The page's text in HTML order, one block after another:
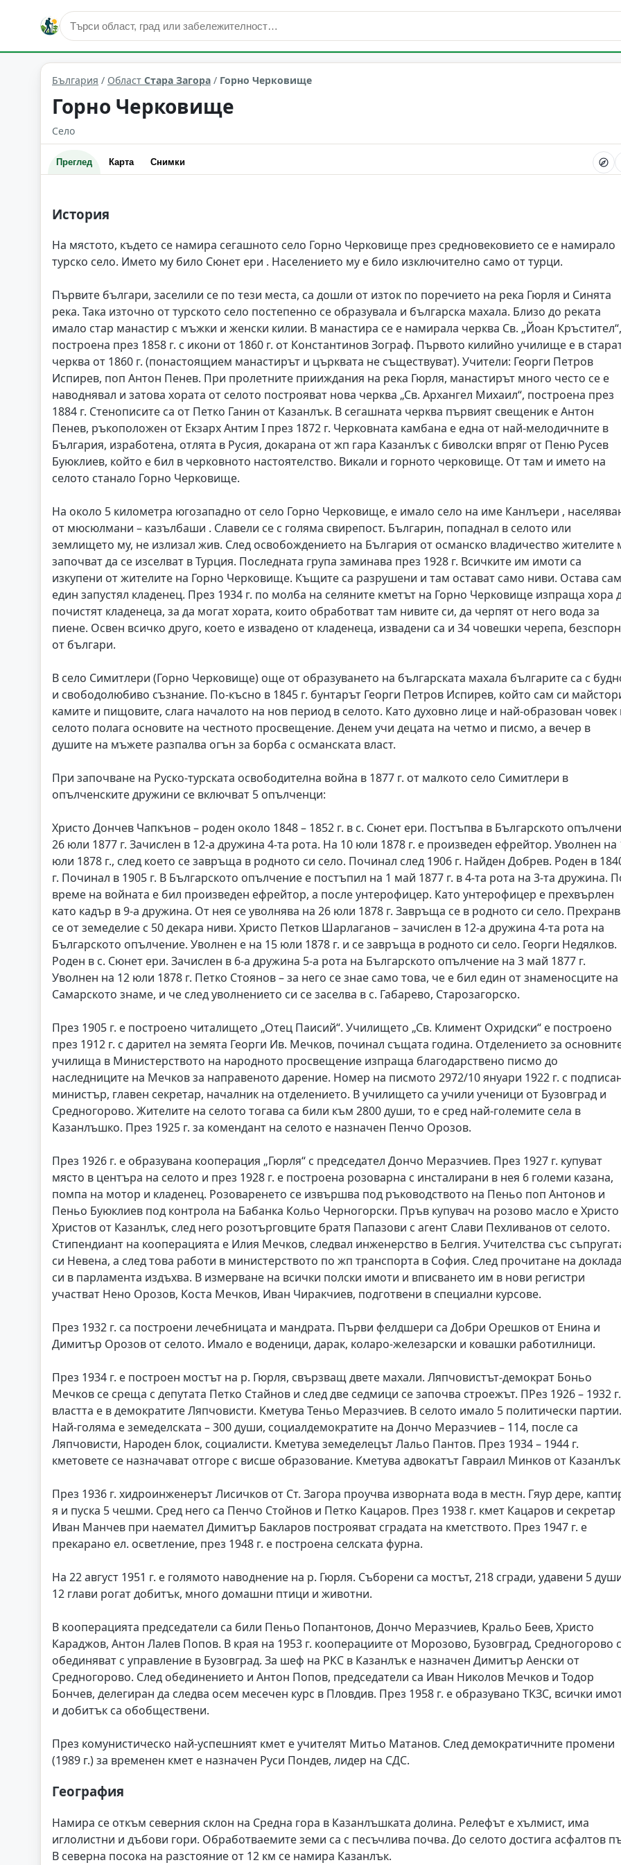
Горно Черковище Област: Стара Загора
България / Област Стара Загора / Горно Черковище
Горно Черковище
Село
Преглед Карта Снимки
История
На мястото, където се намира сегашното село Горно Черковище през средновековието се е намирало
турско село. Името му било Сюнет ери . Населението му е било изключително само от турци.
Първите българи, заселили се по тези места, са дошли от изток по поречието на река Гюрля и Синята
река. Така източно от турското село постепенно се образувала и българска махала. Близо до реката
имало стар манастир с мъжки и женски килии. В манастира се е намирала черква Св. „Йоан Кръстител“,
построена през 1858 г. с икони от 1860 г. от Константинов Зограф. Първото килийно училище е в
черква от 1860 г. (понастоящием манастирът и църквата не съществуват). Учители: Георги Петров
Испирев, поп Антон Пенев. При пролетните прииждания на река Гюрля, манастирът много често се е
наводнявал и затова хората от селото построяват нова черква „Св. Архангел Михаил“, построена през
1884 г. Стенописите са от Петко Ганин от Казанлък. В сегашната черква първият свещеник е Антон
Пенев, ръкоположен от Екзарх Антим I през 1872 г. Черковната камбана е една от най-мелодичните в
България, изработена, отлята в Русия, докарана от жп гара Казанлък с биволски впряг от Пеню Русев
Буюклиев, който е бил в черковното настоятелство. Викали и горното черковище. От там и името на
селото станало Горно Черковище.
На около 5 километра югозападно от село Горно Черковище, е имало село на име Канлъери ,
от мюсюлмани – казълбаши . Славели се с голяма свирепост. Българин, попаднал в селото или
землището му, не излизал жив. След освобождението на България от османско владичество жителите
започват да се изселват в Турция. Последната група заминава през 1928 г. Всичките им имоти са
изкупени от жителите на Горно Черковище. Къщите са разрушени и там остават само ниви. Остава
един запустял кладенец. През 1934 г. по молба на селяните кметът на Горно Черковище изпраща хора
почистят кладенеца, за да могат хората, които обработват там нивите си, да черпят от него вода за
пиене. Освен всичко друго, което е извадено от кладенеца, извадени са и 34 човешки черепа,
от българи.
В село Симитлери (Горно Черковище) още от образуването на българската махала българите са с
и свободолюбиво съзнание. По-късно в 1845 г. бунтарът Георги Петров Испирев, който сам си
камите и пищовите, слага началото на нов период в селото. Като духовно лице и най-образован човек
селото полага основите на честното просвещение. Денем учи децата на четмо и писмо, а вечер в
душите на мъжете разпалва огън за борба с османската власт.
При започване на Руско-турската освободителна война в 1877 г. от малкото село Симитлери в
опълченските дружини се включват 5 опълченци:
Христо Дончев Чапкънов – роден около 1848 – 1852 г. в с. Сюнет ери. Постъпва в Българското
26 юли 1877 г. Зачислен в 12-а дружина 4-та рота. На 10 юли 1878 г. е произведен ефрейтор. Уволнен на
юли 1878 г., след което се завръща в родното си село. Починал след 1906 г. Найден Добрев. Роден в
г. Починал в 1905 г. В Българското опълчение е постъпил на 1 май 1877 г. в 4-та рота на 3-та дружина.
време на войната е бил произведен ефрейтор, а после унтерофицер. Като унтерофицер е прехвърлен
като кадър в 9-а дружина. От нея се уволнява на 26 юли 1878 г. Завръща се в родното си село.
се от земеделие с 50 декара ниви. Христо Петков Шарлаганов – зачислен в 12-а дружина 4-та рота на
Българското опълчение. Уволнен е на 15 юли 1878 г. и се завръща в родното си село. Георги Недялков.
Роден в с. Сюнет ери. Зачислен в 6-а дружина 5-а рота на Българското опълчение на 3 май 1877 г.
Уволнен на 12 юли 1878 г. Петко Стоянов – за него се знае само това, че е бил един от знаменосците на
Самарското знаме, и че след уволнението си се заселва в с. Габарево, Старозагорско.
През 1905 г. е построено читалището „Отец Паисий“. Училището „Св. Климент Охридски“ е построено
през 1912 г. с дарител на земята Георги Ив. Мечков, починал същата година. Отделението за
училища в Министерството на народното просвещение изпраща благодарствено писмо до
наследниците на Мечков за направеното дарение. Номер на писмото 2972/10 януари 1922 г. с
министър, главен секретар, началник на отделението. В училището са учили ученици от Бузовград и
Средногорово. Жителите на селото тогава са били към 2800 души, то е сред най-големите села в
Казанлъшко. През 1925 г. за комендант на селото е назначен Пенчо Орозов.
През 1926 г. е образувана кооперация „Гюрля“ с председател Дончо Меразчиев. През 1927 г. купуват
място в центъра на селото и през 1928 г. е построена розоварна с инсталирани в нея 6 големи казана,
помпа на мотор и кладенец. Розоваренето се извършва под ръководството на Пеньо поп Антонов и
Пеньо Буюклиев под контрола на Бабанка Кольо Черногорски. Пръв купувач на розово масло е Христо
Христов от Казанлък, след него розотърговците братя Папазови с агент Слави Пехливанов от селото.
Стипендиант на кооперацията е Илия Мечков, следвал инженерство в Белгия. Учителства със
си Невена, а след това работи в министерството по жп транспорта в София. След прочитане на доклада
си в парламента издъхва. В измерване на всички полски имоти и вписването им в нови регистри
участват Нено Орозов, Коста Мечков, Иван Чиракчиев, подготвени в специални курсове.
През 1932 г. са построени лечебницата и мандрата. Първи фелдшери са Добри Орешков от Енина и
Димитър Орозов от селото. Имало е воденици, дарак, коларо-железарски и ковашки работилници.
През 1934 г. е построен мостът на р. Гюрля, свързващ двете махали. Ляпчовистът-демократ Боньо
Мечков се среща с депутата Петко Стайнов и след две седмици се започва строежът. ПРез 1926 – 1932 г.
властта е в демократите Ляпчовисти. Кметува Теньо Меразчиев. В селото имало 5 политически партии.
Най-голяма е земеделската – 300 души, социалдемократите на Дончо Меразчиев – 114, после са
Ляпчовисти, Народен блок, социалисти. Кметува земеделецът Лальо Пантов. През 1934 – 1944 г.
кметовете се назначават отгоре с висше образование. Кметува адвокатът Гавраил Минков от
През 1936 г. хидроинженерът Лисичков от Ст. Загора проучва изворната вода в местн. Гяур дере,
я и пуска 5 чешми. Сред него са Пенчо Стойнов и Петко Кацаров. През 1938 г. кмет Кацаров и секретар
Иван Манчев при наемател Димитър Бакларов построяват сградата на кметството. През 1947 г. е
прекарано ел. осветление, през 1948 г. е построена селската фурна.
На 22 август 1951 г. е голямото наводнение на р. Гюрля. Съборени са мостът, 218 сгради, удавени 5
12 глави рогат добитък, много домашни птици и животни.
В кооперацията председатели са били Пеньо Попантонов, Дончо Меразчиев, Кральо Беев, Христо
Караджов, Антон Лалев Попов. В края на 1953 г. кооперациите от Морозово, Бузовград, Средногорово
обединяват с управление в Бузовград. За шеф на РКС в Казанлък е назначен Димитър Аенски от
Средногорово. След обединението и Антон Попов, председатели са Иван Николов Мечков и Тодор
Бончев, делегиран да следва осем месечен курс в Пловдив. През 1958 г. е образувано ТКЗС, всички
и добитък са обобществени.
През комунистическо най-успешният кмет е учителят Митьо Матанов. След демократичните промени
(1989 г.) за временен кмет е назначен Руси Пондев, лидер на СДС.
География
Намира се откъм северния склон на Средна гора в Казанлъшката долина. Релефът е хълмист, има
иглолистни и дъбови гори. Обработваемите земи са с песъчлива почва. До селото достига асфалтов
В северна посока на разстояние от 12 км се намира Казанлък.